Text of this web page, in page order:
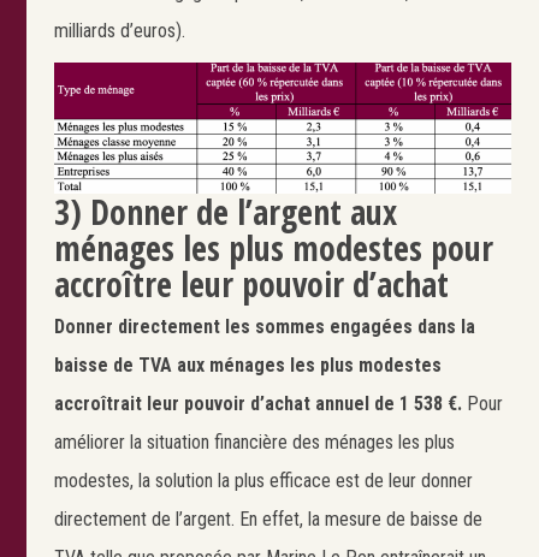
milliards d’euros).
3) Donner de l’argent aux
ménages les plus modestes pour
accroître leur pouvoir d’achat
Donner directement les sommes engagées dans la
baisse de TVA aux ménages les plus modestes
accroîtrait leur pouvoir d’achat annuel de 1 538 €. Pour
améliorer la situation financière des ménages les plus
modestes, la solution la plus efficace est de leur donner
directement de l’argent. En effet, la mesure de baisse de